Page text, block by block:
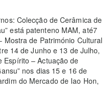
Colecção de Cerâmica de
está patenteno MAM, até7
Mostra de Património Cultural
14 de Junho e 13 de Julho,
Espírito – Actuação de
nos dias 15 e 16 de
do Mercado de Iao Hon,